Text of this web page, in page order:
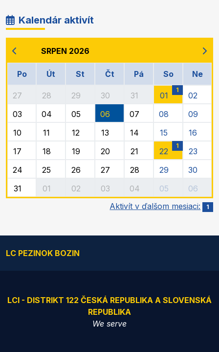
Kalendár aktivít
SRPEN 2026
Po Út St Čt Pá So Ne
27 28 29 30 31 01
1
02
03
04 05 06 07 08
09
10
11 12 13 14 15
16
17
18 19 20 21 22
1
23
24
25 26 27 28 29
30
31
01 02 03 04 05
06
Aktivít v ďalšom mesiaci:
1
LC PEZINOK BOZIN
LCI - DISTRIKT 122 ČESKÁ REPUBLIKA A SLOVENSKÁ
REPUBLIKA
We serve